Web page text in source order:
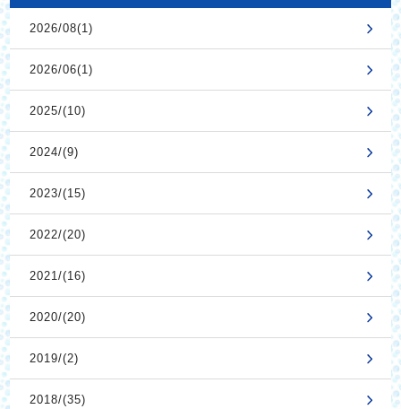
2026/08(1)
2026/06(1)
2025/(10)
2024/(9)
2023/(15)
2022/(20)
2021/(16)
2020/(20)
2019/(2)
2018/(35)